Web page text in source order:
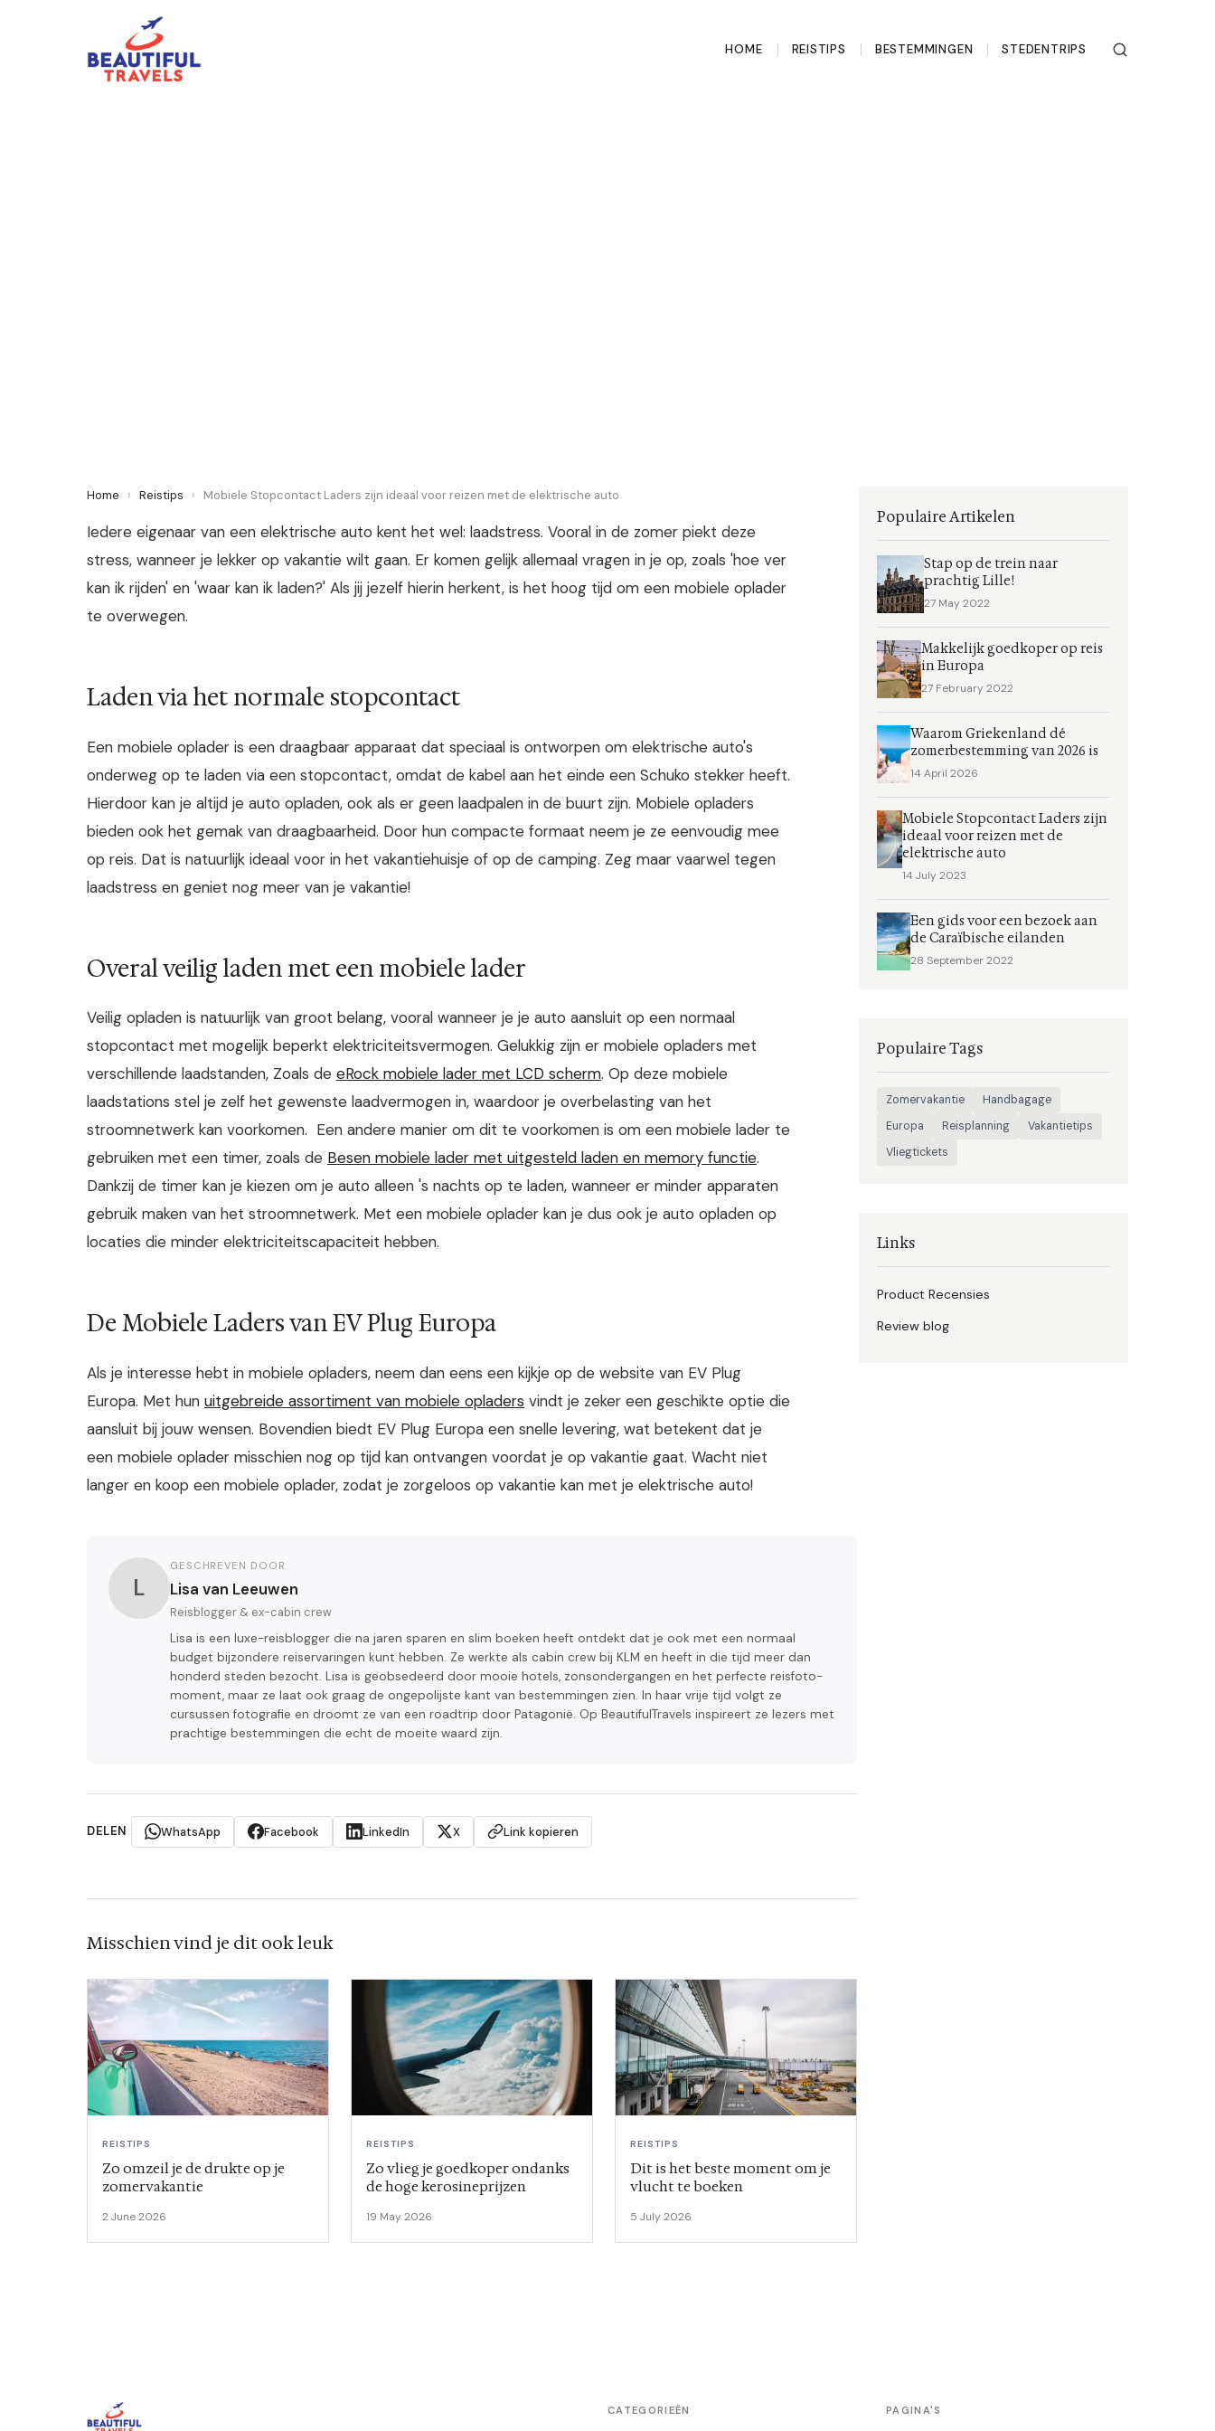
HOME REISTIPS BESTEMMINGEN STEDENTRIPS
Home › Reistips › Mobiele Stopcontact Laders zijn ideaal voor reizen met de elektrische auto
Iedere eigenaar van een elektrische auto kent het wel: laadstress. Vooral in de zomer piekt deze
stress, wanneer je lekker op vakantie wilt gaan. Er komen gelijk allemaal vragen in je op, zoals 'hoe ver
kan ik rijden' en 'waar kan ik laden?' Als jij jezelf hierin herkent, is het hoog tijd om een mobiele oplader
te overwegen.
Laden via het normale stopcontact
Een mobiele oplader is een draagbaar apparaat dat speciaal is ontworpen om elektrische auto's
onderweg op te laden via een stopcontact, omdat de kabel aan het einde een Schuko stekker heeft.
Hierdoor kan je altijd je auto opladen, ook als er geen laadpalen in de buurt zijn. Mobiele opladers
bieden ook het gemak van draagbaarheid. Door hun compacte formaat neem je ze eenvoudig mee
op reis. Dat is natuurlijk ideaal voor in het vakantiehuisje of op de camping. Zeg maar vaarwel tegen
laadstress en geniet nog meer van je vakantie!
Overal veilig laden met een mobiele lader
Veilig opladen is natuurlijk van groot belang, vooral wanneer je je auto aansluit op een normaal
stopcontact met mogelijk beperkt elektriciteitsvermogen. Gelukkig zijn er mobiele opladers met
verschillende laadstanden, Zoals de eRock mobiele lader met LCD scherm. Op deze mobiele
laadstations stel je zelf het gewenste laadvermogen in, waardoor je overbelasting van het
stroomnetwerk kan voorkomen. Een andere manier om dit te voorkomen is om een mobiele lader te
gebruiken met een timer, zoals de Besen mobiele lader met uitgesteld laden en memory functie.
Dankzij de timer kan je kiezen om je auto alleen 's nachts op te laden, wanneer er minder apparaten
gebruik maken van het stroomnetwerk. Met een mobiele oplader kan je dus ook je auto opladen op
locaties die minder elektriciteitscapaciteit hebben.
De Mobiele Laders van EV Plug Europa
Als je interesse hebt in mobiele opladers, neem dan eens een kijkje op de website van EV Plug
Europa. Met hun uitgebreide assortiment van mobiele opladers vindt je zeker een geschikte optie die
aansluit bij jouw wensen. Bovendien biedt EV Plug Europa een snelle levering, wat betekent dat je
een mobiele oplader misschien nog op tijd kan ontvangen voordat je op vakantie gaat. Wacht niet
langer en koop een mobiele oplader, zodat je zorgeloos op vakantie kan met je elektrische auto!
L
GESCHREVEN DOOR
Lisa van Leeuwen
Reisblogger & ex-cabin crew
Lisa is een luxe-reisblogger die na jaren sparen en slim boeken heeft ontdekt dat je ook met een normaal
budget bijzondere reiservaringen kunt hebben. Ze werkte als cabin crew bij KLM en heeft in die tijd meer dan
honderd steden bezocht. Lisa is geobsedeerd door mooie hotels, zonsondergangen en het perfecte reisfoto-
moment, maar ze laat ook graag de ongepolijste kant van bestemmingen zien. In haar vrije tijd volgt ze
cursussen fotografie en droomt ze van een roadtrip door Patagonië. Op BeautifulTravels inspireert ze lezers met
prachtige bestemmingen die echt de moeite waard zijn.
DELEN WhatsApp Facebook LinkedIn X Link kopieren
Misschien vind je dit ook leuk
REISTIPS
Zo omzeil je de drukte op je
zomervakantie
2 June 2026
REISTIPS
Zo vlieg je goedkoper ondanks
de hoge kerosineprijzen
19 May 2026
REISTIPS
Dit is het beste moment om je
vlucht te boeken
5 July 2026
Populaire Artikelen
Stap op de trein naar
prachtig Lille!
27 May 2022
Makkelijk goedkoper op reis
in Europa
27 February 2022
Waarom Griekenland dé
zomerbestemming van 2026 is
14 April 2026
Mobiele Stopcontact Laders zijn
ideaal voor reizen met de
elektrische auto
14 July 2023
Een gids voor een bezoek aan
de Caraïbische eilanden
28 September 2022
Populaire Tags
Zomervakantie
Handbagage
Europa
Reisplanning
Vakantietips
Vliegtickets
Links
Product Recensies
Review blog
CATEGORIEËN PAGINA'S